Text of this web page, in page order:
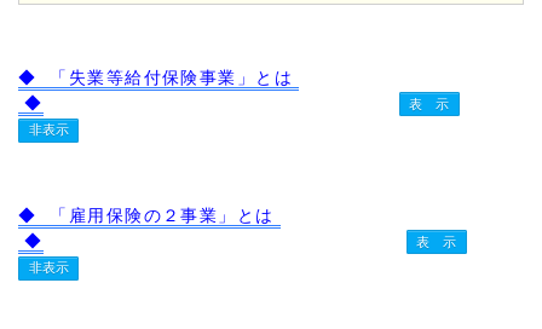
◆ 「失業等給付保険事業」とは
◆
◆ 「雇用保険の２事業」とは
◆